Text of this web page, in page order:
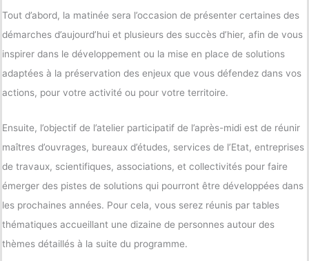
Tout d’abord, la matinée sera l’occasion de présenter certaines des
démarches d’aujourd’hui et plusieurs des succès d’hier, afin de vous
inspirer dans le développement ou la mise en place de solutions
adaptées à la préservation des enjeux que vous défendez dans vos
actions, pour votre activité ou pour votre territoire.
Ensuite, l’objectif de l’atelier participatif de l’après-midi est de réunir
maîtres d’ouvrages, bureaux d’études, services de l’Etat, entreprises
de travaux, scientifiques, associations, et collectivités pour faire
émerger des pistes de solutions qui pourront être développées dans
les prochaines années. Pour cela, vous serez réunis par tables
thématiques accueillant une dizaine de personnes autour des
thèmes détaillés à la suite du programme.